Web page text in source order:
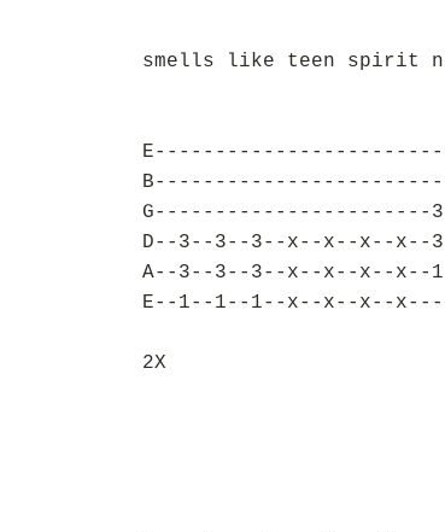
smells like teen spirit
G-----------------------
D--3--3--3--x--x--x--x--
A--3--3--3--x--x--x--x--
E--1--1--1--x--x--x--
2X